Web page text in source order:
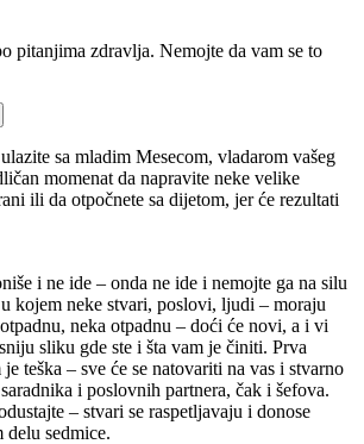
pitanjima zdravlja. Nemojte da vam se to
sa mladim Mesecom, vladarom vašeg
momenat da napravite neke velike
ili da otpočnete sa dijetom, jer će rezultati
i ne ide – onda ne ide i nemojte ga na silu
kojem neke stvari, poslovi, ljudi – moraju
neka otpadnu – doći će novi, a i vi
sliku gde ste i šta vam je činiti. Prva
teška – sve će se natovariti na vas i stvarno
i poslovnih partnera, čak i šefova.
– stvari se raspetljavaju i donose
delu sedmice.